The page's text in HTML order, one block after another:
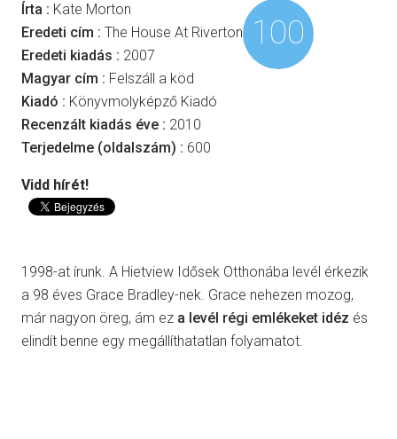
Írta : Kate Morton
Eredeti cím : The House At Riverton
Eredeti kiadás : 2007
Magyar cím : Felszáll a köd
Kiadó : Könyvmolyképző Kiadó
Recenzált kiadás éve : 2010
Terjedelme (oldalszám) : 600
100
Vidd hírét!
1998-at írunk. A Hietview Idősek Otthonába levél érkezik
a 98 éves Grace Bradley-nek. Grace nehezen mozog,
már nagyon öreg, ám ez a levél régi emlékeket idéz és
elindít benne egy megállíthatatlan folyamatot.